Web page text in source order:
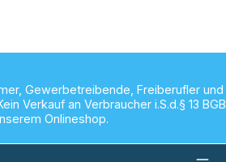
Gewerbetreibende, Freiberufler und
Verkauf an Verbraucher i.S.d.§ 13 BGB
Onlineshop.